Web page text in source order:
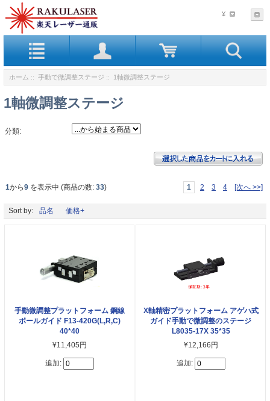
¥
ホーム :: 手動で微調整ステージ :: 1軸微調整ステージ
1軸微調整ステージ
分類:
1から9 を表示中 (商品の数: 33) 1 2 3 4 [次へ >>]
Sort by: 品名 価格+
手動微調整プラットフォーム 鋼線
ボールガイド F13-420G(L,R,C)
40*40
¥11,405円
追加:
X軸精密プラットフォーム アゲハ式
ガイド手動で微調整のステージ
L8035-17X 35*35
¥12,166円
追加: